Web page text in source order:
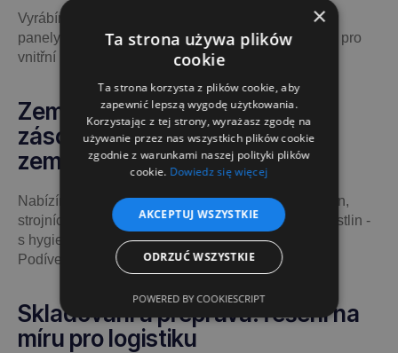
Vyrábíme kontejnery na automobilové komponenty,
panely, nárazníky, světla, s přepážkami a ochranou pro
vnitřní i vnější přepravu.
Zemědělství: kontejnery a
zásobníky na plodiny a
zemědělské stroje
Nabízíme kontejnery pro sklizeň a skladování plodin,
strojních součástí, hnojiv a přípravků na ochranu rostlin -
s hygienickými standardy a odolností proti vlhkosti.
Podívejte se na síťové kontejnery pro zemědělství
Skladování a přeprava: řešení na
míru pro logistiku
×
Ta strona używa plików
cookie
Ta strona korzysta z plików cookie, aby
zapewnić lepszą wygodę użytkowania.
Korzystając z tej strony, wyrażasz zgodę na
używanie przez nas wszystkich plików cookie
zgodnie z warunkami naszej polityki plików
cookie. Dowiedz się więcej
AKCEPTUJ WSZYSTKIE
ODRZUĆ WSZYSTKIE
POWERED BY COOKIESCRIPT